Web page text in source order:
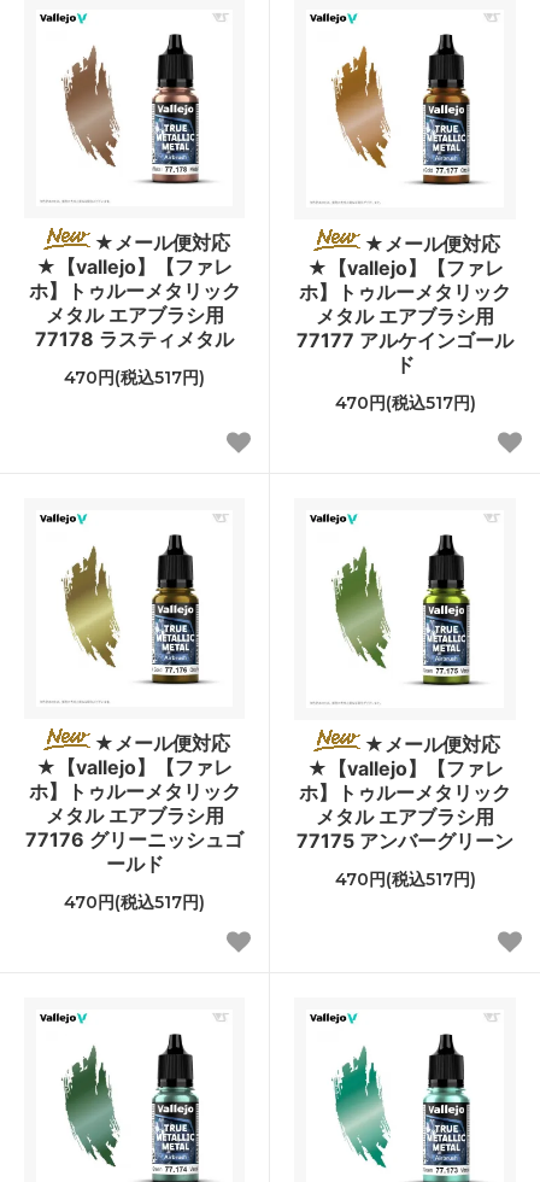
★メール便対応
★【vallejo】【ファレ
ホ】トゥルーメタリック
メタル エアブラシ用
77178 ラスティメタル
470円(税込517円)
★メール便対応
★【vallejo】【ファレ
ホ】トゥルーメタリック
メタル エアブラシ用
77177 アルケインゴール
ド
470円(税込517円)
★メール便対応
★【vallejo】【ファレ
ホ】トゥルーメタリック
メタル エアブラシ用
77176 グリーニッシュゴ
ールド
470円(税込517円)
★メール便対応
★【vallejo】【ファレ
ホ】トゥルーメタリック
メタル エアブラシ用
77175 アンバーグリーン
470円(税込517円)